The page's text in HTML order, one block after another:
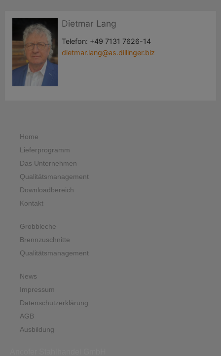
Dietmar Lang
Telefon: +49 7131 7626-14
dietmar.lang@as.dillinger.biz
Home
Lieferprogramm
Das Unternehmen
Qualitätsmanagement
Downloadbereich
Kontakt
Grobbleche
Brennzuschnitte
Qualitätsmanagement
News
Impressum
Datenschutzerklärung
AGB
Ausbildung